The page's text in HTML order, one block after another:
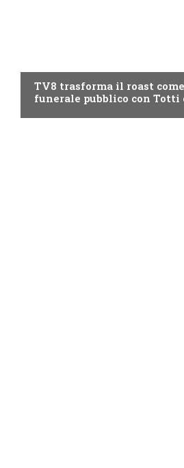
TV8 trasforma il roast
funerale pubblico con Totti